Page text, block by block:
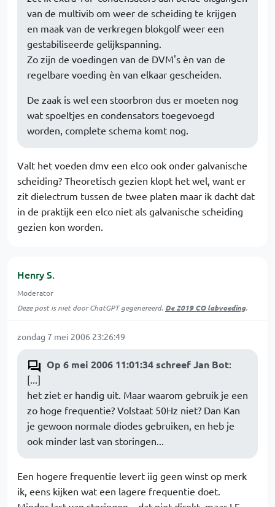
van de multivib om weer de scheiding te krijgen
en maak van de verkregen blokgolf weer een
gestabiliseerde gelijkspanning.
Zo zijn de voedingen van de DVM's èn van de
regelbare voeding èn van elkaar gescheiden.
De zaak is wel een stoorbron dus er moeten nog
wat spoeltjes en condensators toegevoegd
worden, complete schema komt nog.
Valt het voeden dmv een elco ook onder galvanische
scheiding? Theoretisch gezien klopt het wel, want er
zit dielectrum tussen de twee platen maar ik dacht dat
in de praktijk een elco niet als galvanische scheiding
gezien kon worden.
Henry S.
Moderator
Deze post is niet door ChatGPT gegenereerd. De 2019 CO labvoeding.
zondag 7 mei 2006 23:26:49
Op 6 mei 2006 11:01:34 schreef Jan Bot:
[...]
het ziet er handig uit. Maar waarom gebruik je een
zo hoge frequentie? Volstaat 50Hz niet? Dan Kan
je gewoon normale diodes gebruiken, en heb je
ook minder last van storingen...
Een hogere frequentie levert iig geen winst op merk
ik, eens kijken wat een lagere frequentie doet.